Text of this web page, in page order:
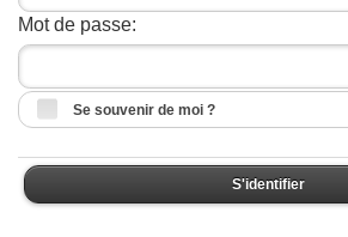
Mot de passe:
Se souvenir de moi ?
S'identifier